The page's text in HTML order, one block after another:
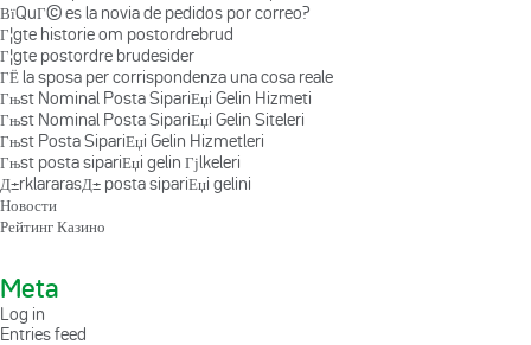
ВїQuГ© es la novia de pedidos por correo?
Г¦gte historie om postordrebrud
Г¦gte postordre brudesider
ГЁ la sposa per corrispondenza una cosa reale
Гњst Nominal Posta SipariЕџi Gelin Hizmeti
Гњst Nominal Posta SipariЕџi Gelin Siteleri
Гњst Posta SipariЕџi Gelin Hizmetleri
Гњst posta sipariЕџi gelin Гјlkeleri
Д±rklararasД± posta sipariЕџi gelini
Новости
Рейтинг Казино
Meta
Log in
Entries feed